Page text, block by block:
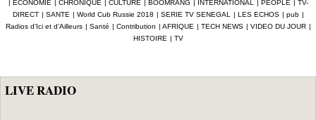
enregistrées en
Afrique depuis
2024 (Interpol)
milliards F Cfa
ciblant le
secteur pétrolier
au Sénégal
gestion
«népotique» et
interpellent le
ECONOMIE CHRONIQUE CULTURE BOOMRANG INTERNATIONAL PEOPLE
TV-
DIRECT
SANTE World Cub Russie 2018 SERIE TV SENEGAL LES ECHOS pub
Radios d’Ici et d’Ailleurs
Santé Contribution AFRIQUE TECH NEWS VIDEO DU JOUR
HISTOIRE
TV
LIVE RADIO